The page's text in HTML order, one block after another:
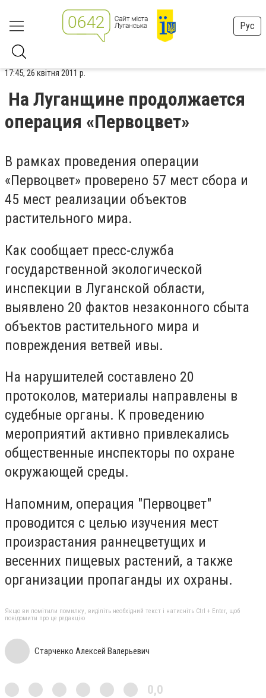
Рус
17:45, 26 квітня 2011 р.
На Луганщине продолжается
операция «Первоцвет»
В рамках проведения операции
«Первоцвет» проверено 57 мест сбора и
45 мест реализации объектов
растительного мира.
Как сообщает пресс-служба
государственной экологической
инспекции в Луганской области,
выявлено 20 фактов незаконного сбыта
объектов растительного мира и
повреждения ветвей ивы.
На нарушителей составлено 20
протоколов, материалы направлены в
судебные органы. К проведению
мероприятий активно привлекались
общественные инспекторы по охране
окружающей среды.
Напомним, операция "Первоцвет"
проводится с целью изучения мест
произрастания раннецветущих и
весенних пищевых растений, а также
организации пропаганды их охраны.
Якщо ви помітили помилку, виділіть необхідний текст і натисніть Ctrl + Enter, щоб
повідомити про це редакцію
Старченко Алексей Валерьевич
0,0